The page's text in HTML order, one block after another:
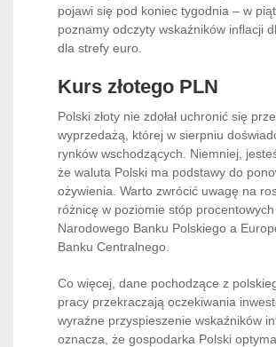
pojawi się pod koniec tygodnia – w
poznamy odczyty wskaźników inflacji
dla strefy euro.
Kurs złotego PLN
Polski złoty nie zdołał uchronić się
wyprzedażą, której w sierpniu
rynków wschodzących. Niemniej,
że waluta Polski ma podstawy do
ożywienia. Warto zwrócić uwagę na
różnicę w poziomie stóp procentowych
Narodowego Banku Polskiego a
Banku Centralnego.
Co więcej, dane pochodzące z
pracy przekraczają oczekiwania
wyraźne przyspieszenie wskaźników
oznacza, że gospodarka Polski